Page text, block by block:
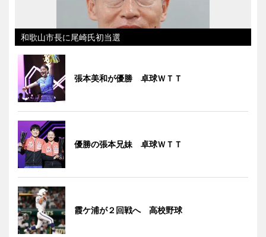
和歌山市長に尾崎氏初当選
張本美和が優勝 卓球ＷＴＴ
優勝の張本兄妹 卓球ＷＴＴ
霞ケ浦が２回戦へ 高校野球